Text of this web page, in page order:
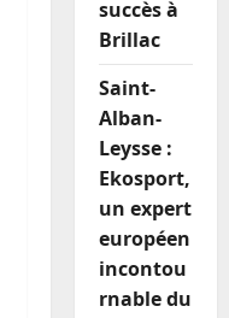
succès à
Brillac
Saint-
Alban-
Leysse :
Ekosport,
un expert
européen
incontou
rnable du